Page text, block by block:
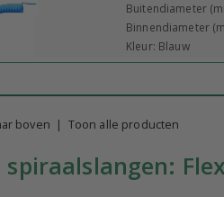
Buitendiameter
Binnendiameter
Kleur: Blauw
boven | Toon alle producten
spiraalslangen: